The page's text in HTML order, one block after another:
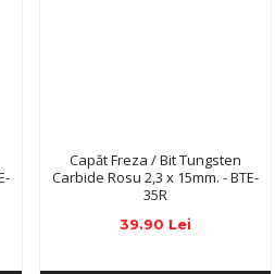
Capăt Freza / Bit Tungsten
Carbide Rosu 2,3 x 15mm. - BTE-
35R
39.90 Lei